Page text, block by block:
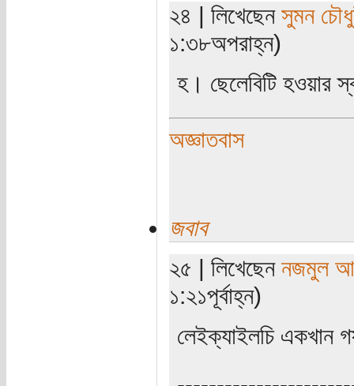
২৪ | লিখেছেন সুমন
১:৩৮অপরাহ্ন)
হ। ছেলেবিটি হওয়ার
অজ্ঞাতবাস
জবাব
২৫ | লিখেছেন নজমুল
১:২১পূর্বাহ্ন)
লেইক্যাইলচি একখান